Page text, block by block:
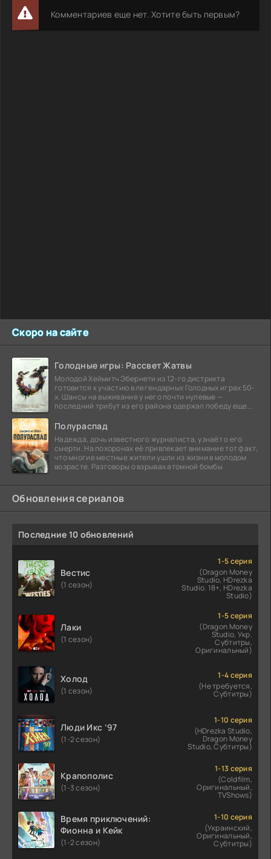
Скоро на сайте
Голодные игры: Рассвет Жатвы
Молодой Хеймитч Эбернети из 12-го дистрикта
готовится к участию в легендарных Голодных играх 50-
х. Шансы на выживание у него почти нулевые —
последний трибут из его района одержал победу еще
Полураспад
Надежда, дочь известного журналиста, узнаёт о его
смерти. На похоронах её привлекает внимание тот факт,
что многие местные жители ушли из жизни в молодом
возрасте. Разговоры о взрывах атомной бомбы
Обновления сериалов
Последние 10 обновлений
Вестис
(1 сезон)
1-5 серия
(Dragon Money
Studio, HDrezka
Studio. 18+, HDrezka
Studio)
Лаки
(1 сезон)
1-5 серия
(Dragon Money
Studio, Укр.
Субтитры,
Оригинальный)
Холод
(1 сезон)
1-4 серия
(Не требуется,
Субтитры)
Люди Икс ’97
(1-2 сезон)
1-10 серия
(HDrezka Studio,
Dragon Money
Studio, Субтитры)
Крапополис
(1-3 сезон)
1-13 серия
(Coldfilm,
Оригинальный,
TVShows)
Время приключений:
Фионна и Кейк
(1-2 сезон)
1-10 серия
(Украинский,
Оригинальный,
Субтитры)
Комментариев еще нет. Хотите быть первым?